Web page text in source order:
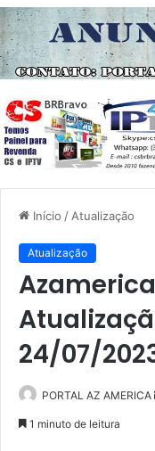
Início / Atualização
Atualização
24/07/
PORTAL AZ AMERICA
1 minuto de leitura